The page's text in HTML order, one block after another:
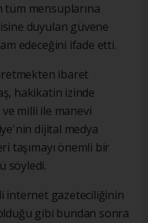
tüm mensuplarına
duyulan güvene
edeceğini ifade etti.
ibaret
hakikatin izinde
milli ile manevi
dijital medya
taşımayı önemli bir
söyledi.
internet gazeteciliğinin
gibi bundan sonra